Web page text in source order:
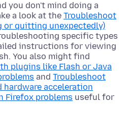
you don't mind doing a
a look at the Troubleshoot
or quitting unexpectedly)
specific types
instructions for viewing
You also might find
plugins like Flash or Java
and Troubleshoot
hardware acceleration
Firefox problems useful for